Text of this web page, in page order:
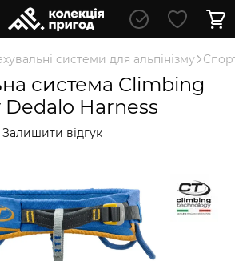
системи для альпінізму
система Climbing
Harness
Залишити відгук